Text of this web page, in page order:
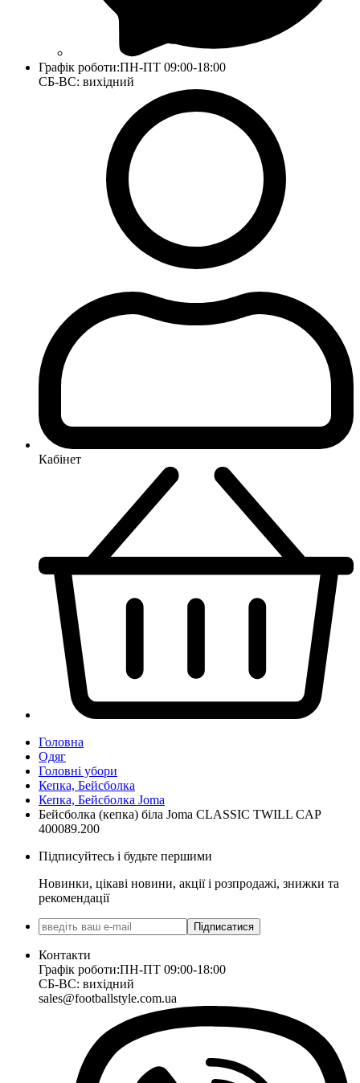
Графік роботи:ПН-ПТ 09:00-18:00
СБ-ВС: вихідний
Кабінет
Головна
Одяг
Головні убори
Кепка, Бейсболка
Кепка, Бейсболка Joma
Бейсболка (кепка) біла Joma CLASSIC TWILL CAP
400089.200
Підписуйтесь і будьте першими
Новинки, цікаві новини, акції і розпродажі, знижки та
рекомендації
Підписатися
Контакти
Графік роботи:ПН-ПТ 09:00-18:00
СБ-ВС: вихідний
sales@footballstyle.com.ua